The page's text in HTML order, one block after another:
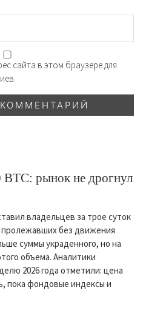
сайта в этом браузере для
рынок не дрогнул
владельцев за трое суток
пролежавших без движения
суммы украденного, но на
объема. Аналитики
2026 года отметили: цена
пока фондовые индексы и